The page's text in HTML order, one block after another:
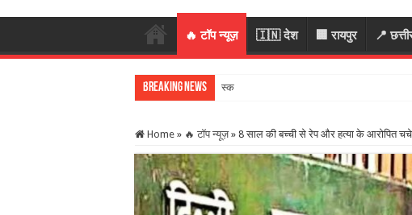
🔥 टॉप न्यूज़ 🇮🇳 देश 🏢 रायपुर 📍
Breaking News स्कूल में शिक्षकों की श
Home » 🔥 टॉप न्यूज़ » 8 साल की बच्ची से रेप और हत्या के आरोपित चचेरे